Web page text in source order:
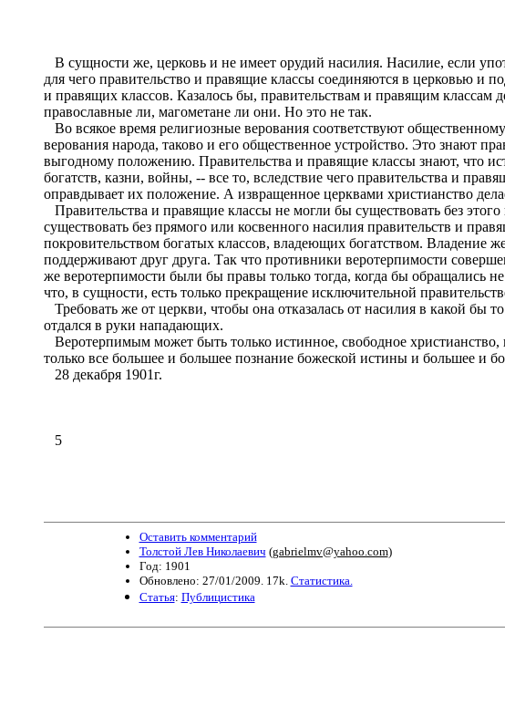
В сущности же, церковь и не имеет орудий насилия. Насилие, если
для чего правительство и правящие классы соединяются в церковью и
и правящих классов. Казалось бы, правительствам и правящим
православные ли, магометане ли они. Но это не так.
Во всякое время религиозные верования соответствуют
верования народа, таково и его общественное устройство. Это знают
выгодному положению. Правительства и правящие классы знают, что
богатств, казни, войны, -- все то, вследствие чего правительства и
оправдывает их положение. А извращенное церквами христианство
Правительства и правящие классы не могли бы существовать без
существовать без прямого или косвенного насилия правительств и
покровительством богатых классов, владеющих богатством. Владение
поддерживают друг друга. Так что противники веротерпимости
же веротерпимости были бы правы только тогда, когда бы обращались
что, в сущности, есть только прекращение исключительной
Требовать же от церкви, чтобы она отказалась от насилия в какой бы
отдался в руки нападающих.
Веротерпимым может быть только истинное, свободное
только все большее и большее познание божеской истины и большее и
28 декабря 1901г.
5
Оставить комментарий
Толстой Лев Николаевич (gabrielmv@yahoo.com)
Год: 1901
Обновлено: 27/01/2009. 17k. Статистика.
Статья: Публицистика